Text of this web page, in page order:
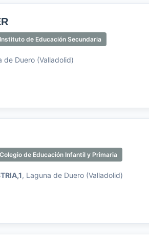
Instituto de Educación Secundaria
de Duero (Valladolid)
Colegio de Educación Infantil y Primaria
, Laguna de Duero (Valladolid)